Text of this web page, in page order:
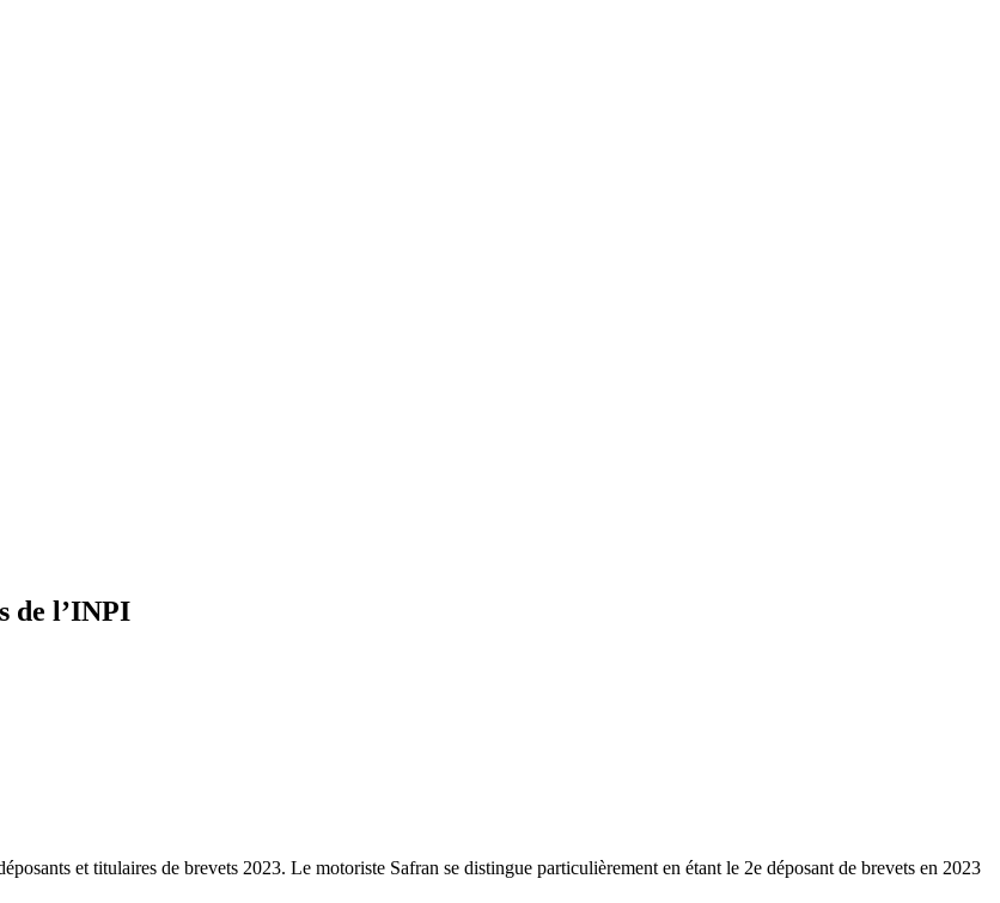
de l’INPI
et titulaires de brevets 2023. Le motoriste Safran se distingue particulièrement en étant le 2e déposant de brevets en 2023